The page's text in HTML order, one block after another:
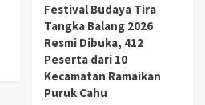
Festival Budaya Tira
Tangka Balang 2026
Resmi Dibuka, 412
Peserta dari 10
Kecamatan Ramaikan
Puruk Cahu